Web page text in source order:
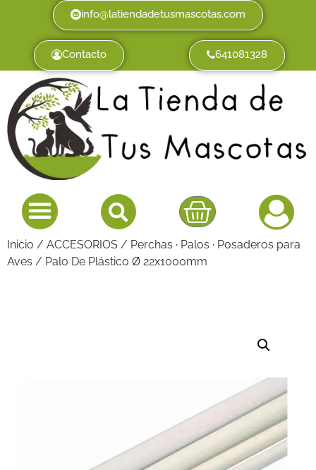
info@latiendadetusmascotas.com
Contacto 641081328
Inicio / ACCESORIOS / Perchas · Palos · Posaderos para
Aves / Palo De Plástico Ø 22x1000mm